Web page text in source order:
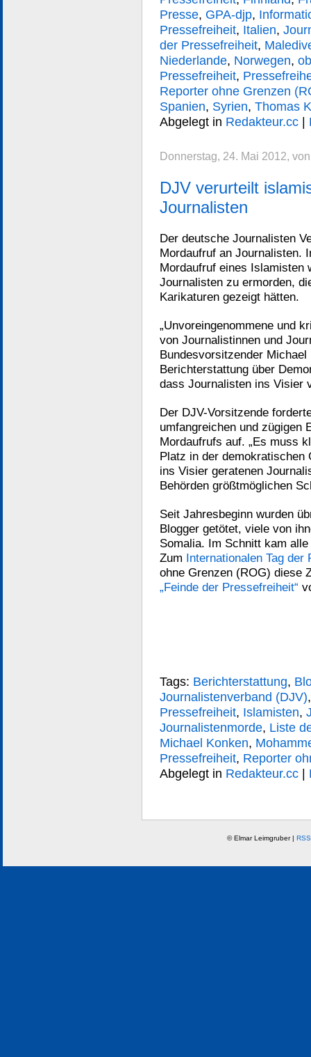
Presse, GPA-djp,
Pressefreiheit, Italien,
der Pressefreiheit,
Niederlande, Norwegen,
Pressefreiheit,
Reporter ohne Grenzen
Spanien, Syrien, Thomas
Abgelegt in Redakteur.cc |
Donnerstag, 24. Mai 2012,
DJV verurteilt
Journalisten
Der deutsche Journalisten
Mordaufruf an Journalisten.
Mordaufruf eines Islamisten
Journalisten zu ermorden,
Karikaturen gezeigt hätten.
„Unvoreingenommene und
von Journalistinnen und
Bundesvorsitzender
Berichterstattung über
dass Journalisten ins Visier
Der DJV-Vorsitzende
umfangreichen und zügigen
Mordaufrufs auf. „Es muss
Platz in der demokratischen
ins Visier geratenen
Behörden größtmöglichen
Seit Jahresbeginn wurden
Blogger getötet, viele von
Somalia. Im Schnitt kam
Zum Internationalen Tag der
ohne Grenzen (ROG) diese
„Feinde der Pressefreiheit“
Tags: Berichterstattung,
Journalistenverband (DJV)
Pressefreiheit, Islamisten,
Journalistenmorde, Liste
Michael Konken,
Pressefreiheit, Reporter
Abgelegt in Redakteur.cc |
© Elmar Leimgruber |